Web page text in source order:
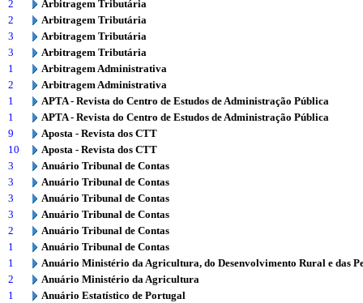
2
Arbitragem Tributária
2
Arbitragem Tributária
3
Arbitragem Tributária
3
Arbitragem Tributária
1
Arbitragem Administrativa
2
Arbitragem Administrativa
1
APTA - Revista do Centro de Estudos de Administração Pública
1
APTA - Revista do Centro de Estudos de Administração Pública
9
Aposta - Revista dos CTT
10
Aposta - Revista dos CTT
3
Anuário Tribunal de Contas
3
Anuário Tribunal de Contas
3
Anuário Tribunal de Contas
3
Anuário Tribunal de Contas
2
Anuário Tribunal de Contas
1
Anuário Tribunal de Contas
1
Anuário Ministério da Agricultura, do Desenvolvimento Rural e das
2
Anuário Ministério da Agricultura
1
Anuário Estatístico de Portugal